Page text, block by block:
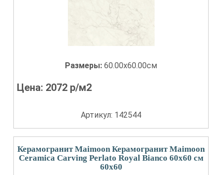
Размеры: 60.00x60.00см
Цена: 2072 р/м2
Артикул: 142544
Керамогранит Maimoon Керамогранит Maimoon
Ceramica Carving Perlato Royal Bianco 60х60 см
60x60